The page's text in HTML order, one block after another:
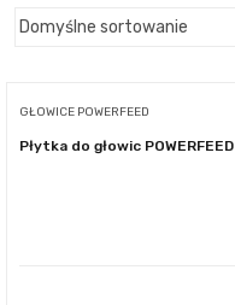
GŁOWICE POWERFEED
Płytka do głowic POWERFEED